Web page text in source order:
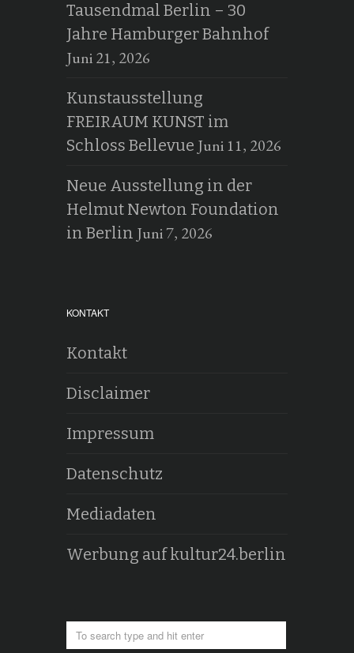
Tausendmal Berlin – 30
Jahre Hamburger Bahnhof
Juni 21, 2026
Kunstausstellung
FREIRAUM KUNST im
Schloss Bellevue Juni 11, 2026
Neue Ausstellung in der
Helmut Newton Foundation
in Berlin Juni 7, 2026
KONTAKT
Kontakt
Disclaimer
Impressum
Datenschutz
Mediadaten
Werbung auf kultur24.berlin